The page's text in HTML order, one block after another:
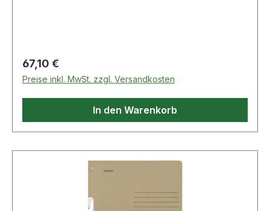
Regulärer Preis:
67,10 €
Preise inkl. MwSt. zzgl. Versandkosten
In den Warenkorb